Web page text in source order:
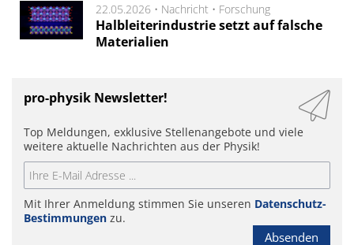
22.05.2026 • Nachricht • Forschung
Halbleiterindustrie setzt auf falsche
Materialien
pro-physik Newsletter!
Top Meldungen, exklusive Stellenangebote und viele
weitere aktuelle Nachrichten aus der Physik!
Mit Ihrer Anmeldung stimmen Sie unseren Datenschutz-
Bestimmungen zu.
Absenden